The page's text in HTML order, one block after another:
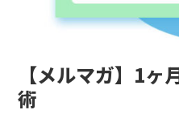
【メルマガ】1
術